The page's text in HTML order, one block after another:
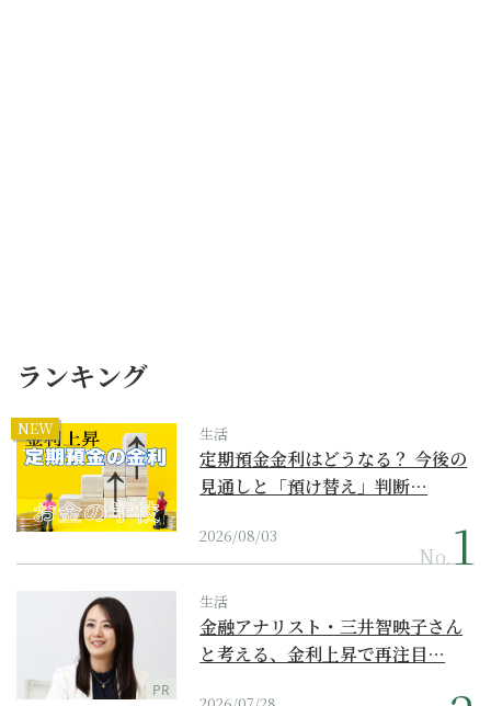
ランキング
NEW 生活
定期預金金利はどうなる？ 今後の
見通しと「預け替え」判断…
2026/08/03
No.
PR
生活
金融アナリスト・三井智映子さん
と考える、金利上昇で再注目…